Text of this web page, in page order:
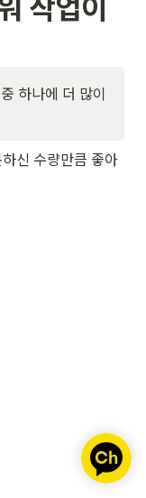
하나에 더 많이